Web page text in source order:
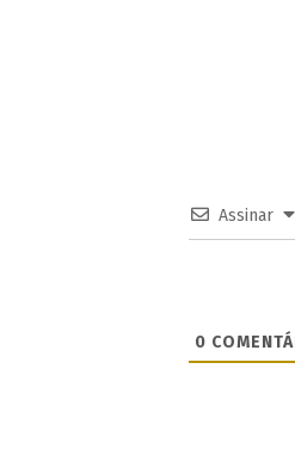
Assinar
0